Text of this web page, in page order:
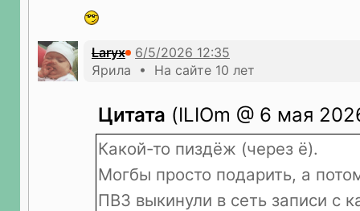
Laryx
Ярила • На сайте 10 лет
Цитата (ILIOm @ 6 мая
Какой-то пиздёж (через ё).
Могбы просто подарить, а
ПВЗ выкинули в сеть записи с